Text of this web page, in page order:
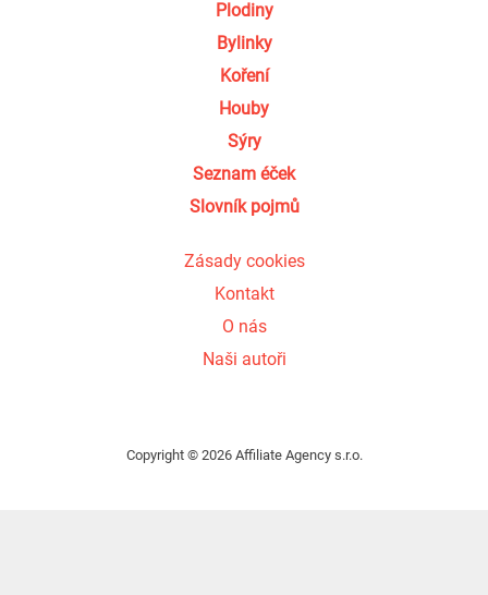
Plodiny
Bylinky
Koření
Houby
Sýry
Seznam éček
Slovník pojmů
Zásady cookies
Kontakt
O nás
Naši autoři
Copyright © 2026 Affiliate Agency s.r.o.